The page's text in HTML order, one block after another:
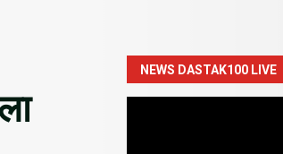
NEWS DASTAK100 LIVE